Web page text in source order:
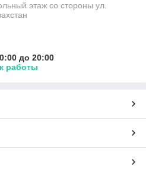
этаж со стороны ул.
до 20:00
работы